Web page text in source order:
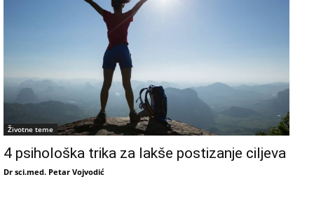
Životne teme
4 psihološka trika za lakše postizanje ciljeva
Dr sci.med. Petar Vojvodić